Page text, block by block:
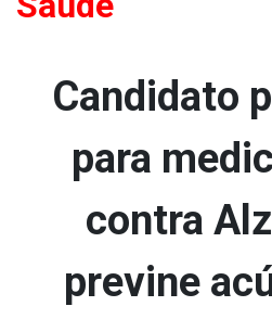
Candidato
para
contra
previne